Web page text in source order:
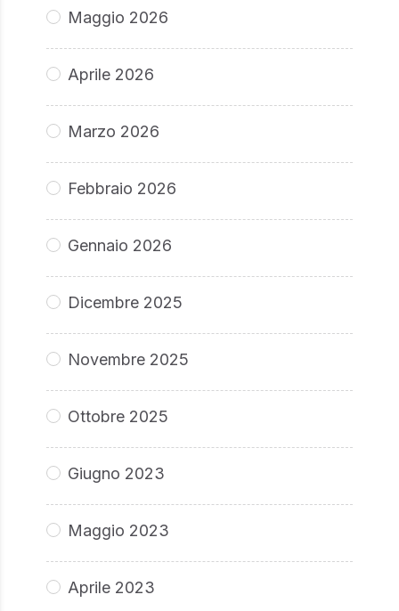
Maggio 2026
Aprile 2026
Marzo 2026
Febbraio 2026
Gennaio 2026
Dicembre 2025
Novembre 2025
Ottobre 2025
Giugno 2023
Maggio 2023
Aprile 2023